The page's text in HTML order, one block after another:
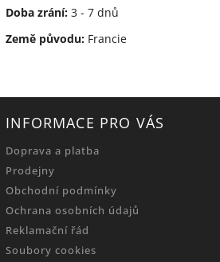
Doba zrání: 3 - 7 dnů
Země původu: Francie
INFORMACE PRO VÁS
Doprava a platba
Prodejny
Obchodní podmínky
Ochrana osobních údajů
Reklamační řád
Soubory cookies